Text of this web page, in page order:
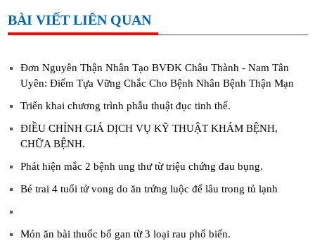
BÀI VIẾT LIÊN QUAN
Đơn Nguyên Thận Nhân Tạo BVĐK Châu Thành - Nam Tân
Uyên: Điểm Tựa Vững Chắc Cho Bệnh Nhân Bệnh Thận Mạn
Triển khai chương trình phẫu thuật đục tinh thể.
ĐIỀU CHỈNH GIÁ DỊCH VỤ KỸ THUẬT KHÁM BỆNH,
CHỮA BỆNH.
Phát hiện mắc 2 bệnh ung thư từ triệu chứng đau bụng.
Bé trai 4 tuổi tử vong do ăn trứng luộc để lâu trong tủ lạnh
Món ăn bài thuốc bổ gan từ 3 loại rau phổ biến.